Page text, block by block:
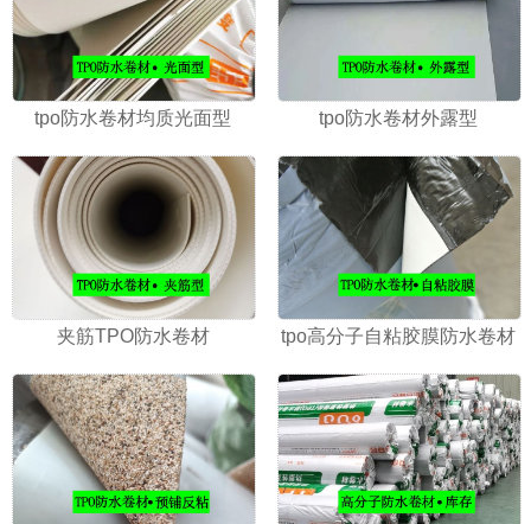
tpo防水卷材均质光面型 tpo防水卷材外露型
夹筋TPO防水卷材 tpo高分子自粘胶膜防水卷材